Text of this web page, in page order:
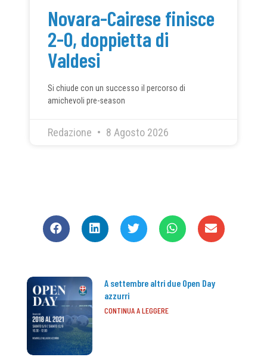
Novara-Cairese finisce
2-0, doppietta di
Valdesi
Si chiude con un successo il percorso di
amichevoli pre-season
Redazione 8 Agosto 2026
A settembre altri due Open Day
azzurri
CONTINUA A LEGGERE